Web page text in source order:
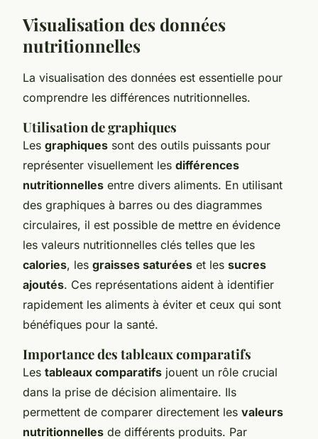
Visualisation des données
nutritionnelles
La visualisation des données est essentielle pour
comprendre les différences nutritionnelles.
Utilisation de graphiques
Les graphiques sont des outils puissants pour
représenter visuellement les différences
nutritionnelles entre divers aliments. En utilisant
des graphiques à barres ou des diagrammes
circulaires, il est possible de mettre en évidence
les valeurs nutritionnelles clés telles que les
calories, les graisses saturées et les sucres
ajoutés. Ces représentations aident à identifier
rapidement les aliments à éviter et ceux qui sont
bénéfiques pour la santé.
Importance des tableaux comparatifs
Les tableaux comparatifs jouent un rôle crucial
dans la prise de décision alimentaire. Ils
permettent de comparer directement les valeurs
nutritionnelles de différents produits. Par